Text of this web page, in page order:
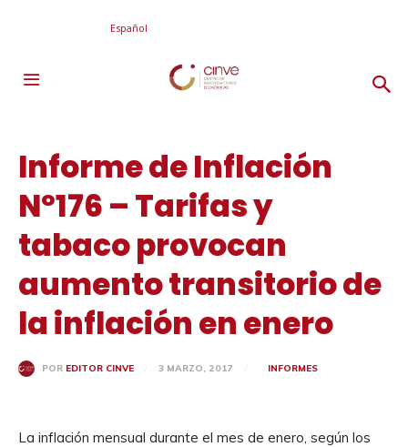
Español
Informe de Inflación
Nº176 – Tarifas y
tabaco provocan
aumento transitorio de
la inflación en enero
POR EDITOR CINVE 3 MARZO, 2017 INFORMES
La inflación mensual durante el mes de enero, según los